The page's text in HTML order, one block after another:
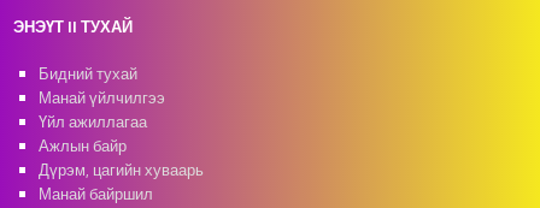
ЭНЭҮТ II ТУХАЙ
Бидний тухай
Манай үйлчилгээ
Үйл ажиллагаа
Ажлын байр
Дүрэм, цагийн хуваарь
Манай байршил